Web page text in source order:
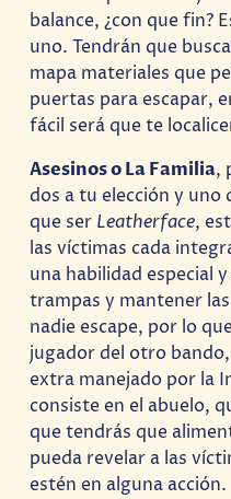
balance, ¿con que fin?
uno. Tendrán que
mapa materiales que
puertas para escapar,
fácil será que te
Asesinos o La Familia,
dos a tu elección y uno
que ser Leatherface,
las víctimas cada
una habilidad especial
trampas y mantener
nadie escape, por lo
jugador del otro
extra manejado por la
consiste en el abuelo,
que tendrás que
pueda revelar a las
estén en alguna acción.